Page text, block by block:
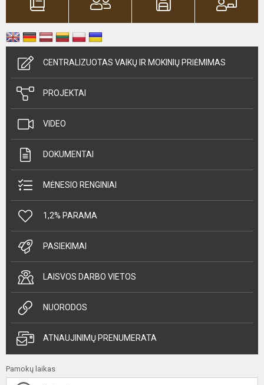
CENTRALIZUOTAS VAIKŲ IR MOKINIŲ PRIĖMIMAS
PROJEKTAI
VIDEO
DOKUMENTAI
MĖNESIO RENGINIAI
1,2% PARAMA
PASIEKIMAI
LAISVOS DARBO VIETOS
NUORODOS
ATNAUJINIMŲ PRENUMERATA
Pamokų laikas